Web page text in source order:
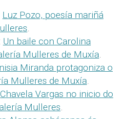
Luz Pozo, poesía mariñá
.
Un baile con Carolina
Mulleres de Muxía.
Miranda protagoniza o
Mulleres de Muxía.
Chavela Vargas no inicio do
Mulleres.